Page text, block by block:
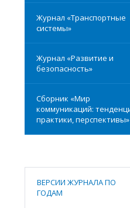
Журнал «Транспортные
системы»
Журнал «Развитие и
безопасность»
Сборник «Мир
коммуникаций:
практики, перспективы»
ВЕРСИИ ЖУРНАЛА ПО
ГОДАМ